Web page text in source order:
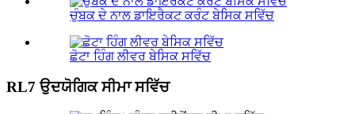
ਚੁੰਬਕ ਦੇ ਨਾਲ ਡਾਇਰੈਕਟ ਕਰੰਟ ਬੇਸਿਕ ਸਵਿੱਚ
ਛੋਟਾ ਹਿੰਗ ਲੀਵਰ ਬੇਸਿਕ ਸਵਿੱਚ
RL7 ਉਦਯੋਗਿਕ ਸੀਮਾ ਸਵਿੱਚ